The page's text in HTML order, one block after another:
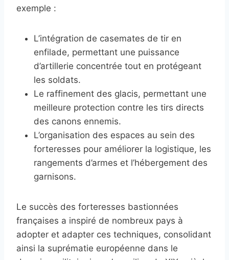
exemple :
L’intégration de casemates de tir en
enfilade, permettant une puissance
d’artillerie concentrée tout en protégeant
les soldats.
Le raffinement des glacis, permettant une
meilleure protection contre les tirs directs
des canons ennemis.
L’organisation des espaces au sein des
forteresses pour améliorer la logistique, les
rangements d’armes et l’hébergement des
garnisons.
Le succès des forteresses bastionnées
françaises a inspiré de nombreux pays à
adopter et adapter ces techniques, consolidant
ainsi la suprématie européenne dans le